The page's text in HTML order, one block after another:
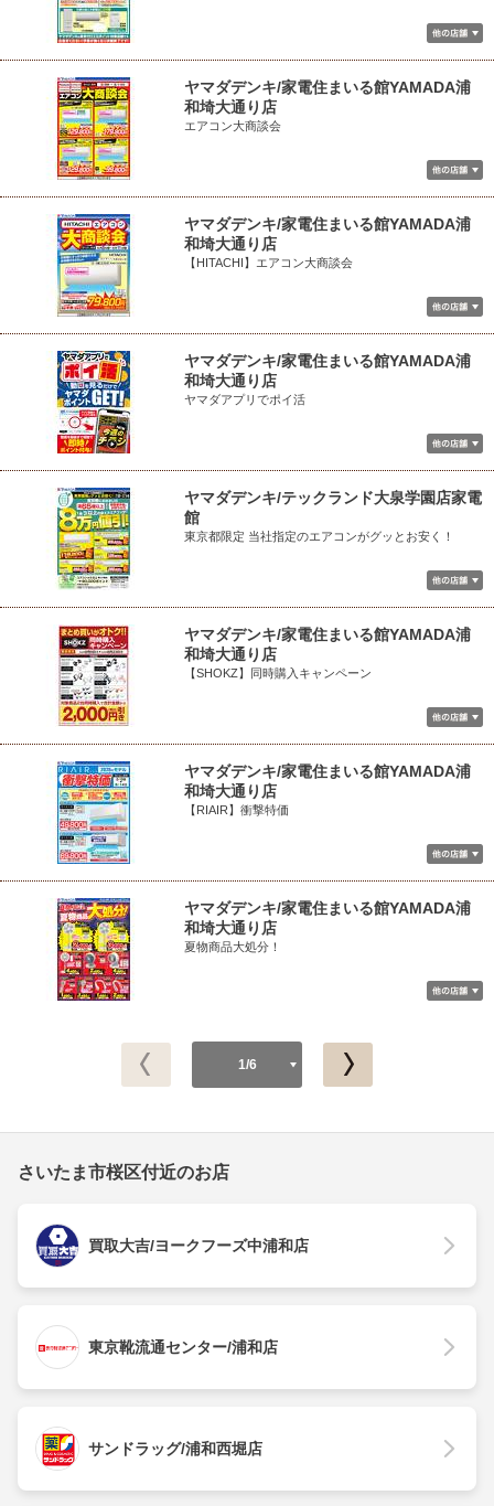
ヤマダデンキ/家電住まいる館YAMADA浦
和埼大通り店
エアコン大商談会
ヤマダデンキ/家電住まいる館YAMADA浦
和埼大通り店
【HITACHI】エアコン大商談会
ヤマダデンキ/家電住まいる館YAMADA浦
和埼大通り店
ヤマダアプリでポイ活
ヤマダデンキ/テックランド大泉学園店家電
館
東京都限定 当社指定のエアコンがグッとお安く！
ヤマダデンキ/家電住まいる館YAMADA浦
和埼大通り店
【SHOKZ】同時購入キャンペーン
ヤマダデンキ/家電住まいる館YAMADA浦
和埼大通り店
【RIAIR】衝撃特価
ヤマダデンキ/家電住まいる館YAMADA浦
和埼大通り店
夏物商品大処分！
1/6
さいたま市桜区付近のお店
買取大吉/ヨークフーズ中浦和店
東京靴流通センター/浦和店
サンドラッグ/浦和西堀店